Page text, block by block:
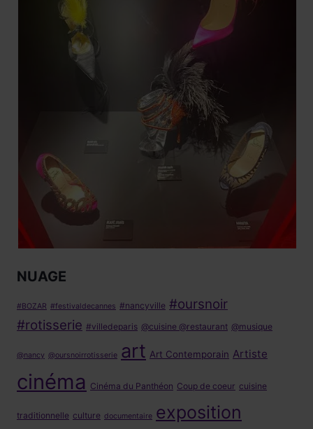
NUAGE
#BOZAR #festivaldecannes #nancyville #oursnoir
#rotisserie #villedeparis @cuisine @restaurant @musique
@nancy @oursnoirrotisserie art Art Contemporain Artiste
cinéma Cinéma du Panthéon Coup de coeur cuisine
traditionnelle culture documentaire exposition